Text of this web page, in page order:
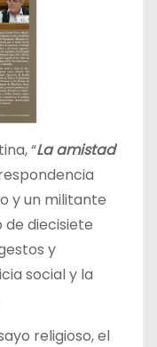
“La amistad
y un militante
de diecisiete
y
social y la
religioso, el